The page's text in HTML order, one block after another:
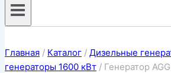
Главная / Каталог / Дизельные
генераторы 1600 кВт / Генератор